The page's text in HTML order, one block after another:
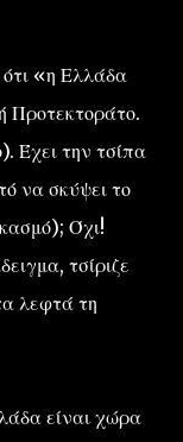
«η Ελλάδα
Προτεκτοράτο.
Έχει την τσίπα
να σκύψει το
Όχι!
τσίριζε
λεφτά τη
είναι χώρα